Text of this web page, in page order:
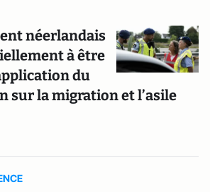
néerlandais
à être
du
sur la migration et l’asile